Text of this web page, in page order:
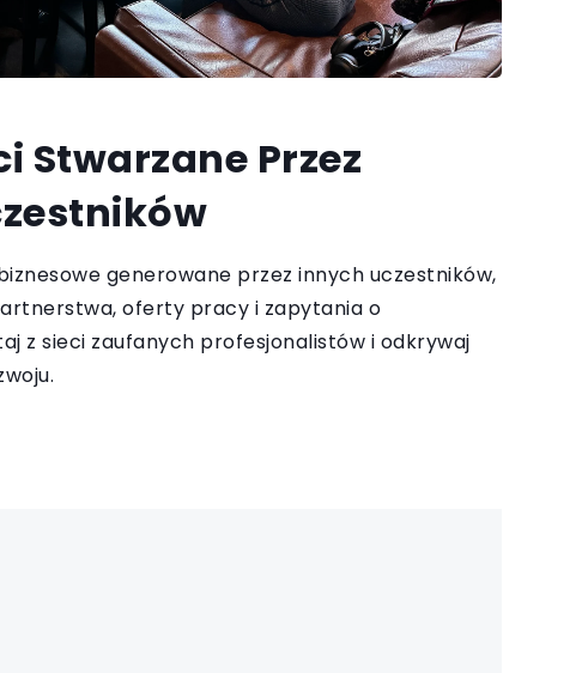
Stwarzane Przez
generowane przez innych uczestników,
oferty pracy i zapytania o
z sieci zaufanych profesjonalistów i odkrywaj